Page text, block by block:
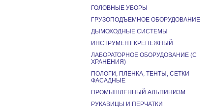
ГОЛОВНЫЕ УБОРЫ
ГРУЗОПОДЪЕМНОЕ ОБОРУДОВАНИЕ
ДЫМОХОДНЫЕ СИСТЕМЫ
ИНСТРУМЕНТ КРЕПЕЖНЫЙ
ЛАБОРАТОРНОЕ ОБОРУДОВАНИЕ (С
ХРАНЕНИЯ)
ПОЛОГИ, ПЛЕНКА, ТЕНТЫ, СЕТКИ
ФАСАДНЫЕ
ПРОМЫШЛЕННЫЙ АЛЬПИНИЗМ
РУКАВИЦЫ И ПЕРЧАТКИ